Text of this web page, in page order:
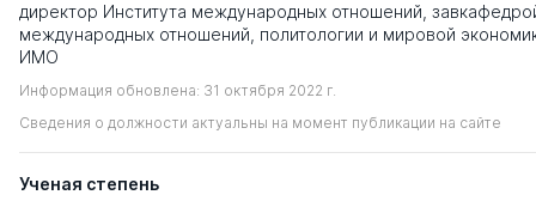
директор Института международных отношений,
международных отношений, политологии и мировой
ИМО
Информация обновлена: 31 октября 2022 г.
Сведения о должности актуальны на момент публикации на сайте
Ученая степень